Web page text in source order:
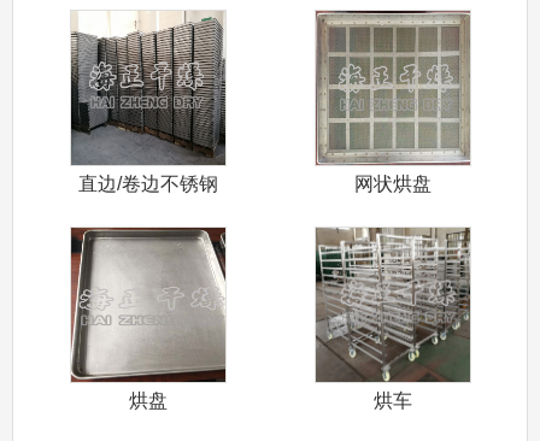
直边/卷边不锈钢
网状烘盘
烘盘 烘车